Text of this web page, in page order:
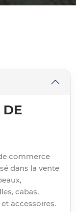
commerce
dans la vente
cabas,
accessoires.